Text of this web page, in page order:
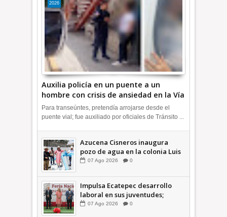
Auxilia policía en un puente a un
hombre con crisis de ansiedad en la Vía
Morelos | INFORMATIVA
2026
Para transeúntes, pretendía arrojarse desde el
puente vial; fue auxiliado por oficiales de Tránsito ...
Azucena Cisneros inaugura
pozo de agua en la colonia Luis
Donaldo Colosio +Video |
07 Ago 2026 0
Impulsa Ecatepec desarrollo
laboral en sus juventudes;
inauguran Feria de Empleo y
07 Ago 2026 0